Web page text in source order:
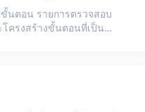
นตอน รายการตรวจสอบ
ครงสร้างขั้นตอนที่เป็น